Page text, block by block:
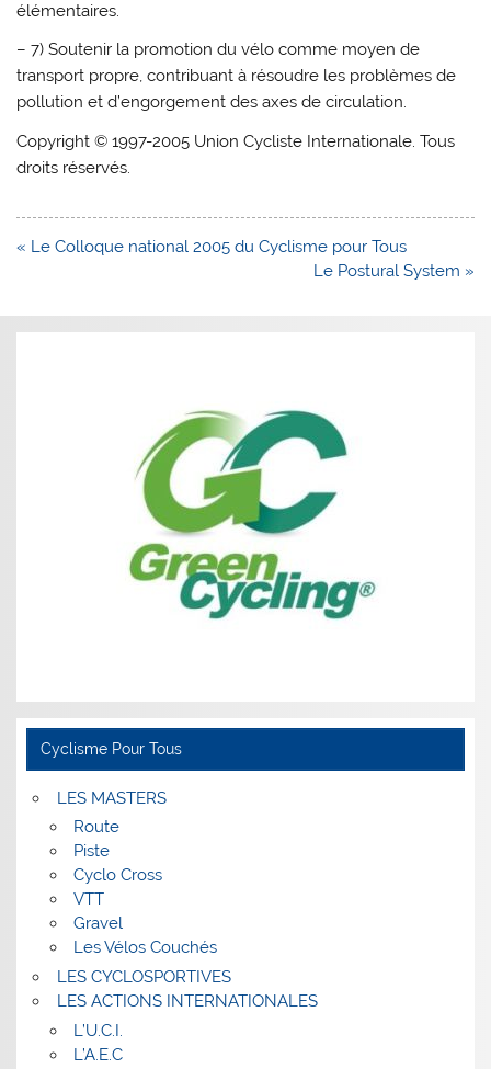
élémentaires.
– 7) Soutenir la promotion du vélo comme moyen de
transport propre, contribuant à résoudre les problèmes de
pollution et d’engorgement des axes de circulation.
Copyright © 1997-2005 Union Cycliste Internationale. Tous
droits réservés.
Navigation
« Le Colloque national 2005 du Cyclisme pour Tous
Le Postural System »
Cyclisme Pour Tous
LES MASTERS
Route
Piste
Cyclo Cross
VTT
Gravel
Les Vélos Couchés
LES CYCLOSPORTIVES
LES ACTIONS INTERNATIONALES
L’U.C.I.
L’A.E.C